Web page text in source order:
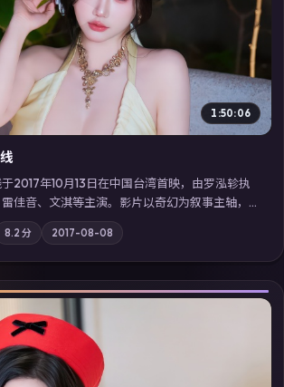
▶
1:50:06
2017年10月13日在中国台湾首映，由罗泓轸执
佳音、文淇等主演。影片以奇幻为叙事主轴，
与谎言在同一条时间线上交锋；摄影与配乐强化
可通过「国产免费观看高清电视剧在线看」延
佳作，畅享高清在线追剧体验。
8.2 分 2017-08-08